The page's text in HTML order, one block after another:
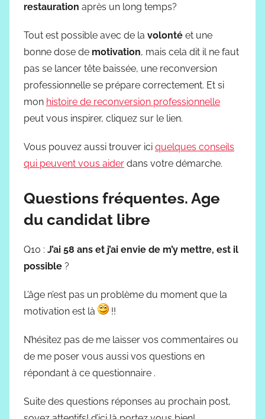
restauration après un long temps?
Tout est possible avec de la volonté et une
bonne dose de motivation, mais cela dit il ne faut
pas se lancer tête baissée, une reconversion
professionnelle se prépare correctement. Et si
mon histoire de reconversion professionnelle
peut vous inspirer, cliquez sur le lien.
Vous pouvez aussi trouver ici quelques conseils
qui peuvent vous aider dans votre démarche.
Questions fréquentes. Age
du candidat libre
Q10 : J’ai 58 ans et j’ai envie de m’y mettre, est il
possible ?
L’âge n’est pas un problème du moment que la
motivation est là
!!
N’hésitez pas de me laisser vos commentaires ou
de me poser vous aussi vos questions en
répondant à ce questionnaire .
Suite des questions réponses au prochain post,